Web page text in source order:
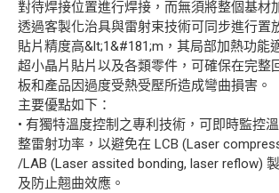
對待焊接位置進行焊接，而無須將整個基材
透過客製化治具與雷射束技術可同步進行置
貼片精度高&lt;1&#181;m，其局部加熱功能
超小晶片貼片以及各類零件，可確保在完整
板和產品因過度受熱受壓所造成彎曲損害。
主要優點如下：
• 有獨特溫度控制之專利技術，可即時監控
整雷射功率，以避免在 LCB (Laser
/LAB (Laser assited bonding, laser reflow)
及防止翹曲效應。